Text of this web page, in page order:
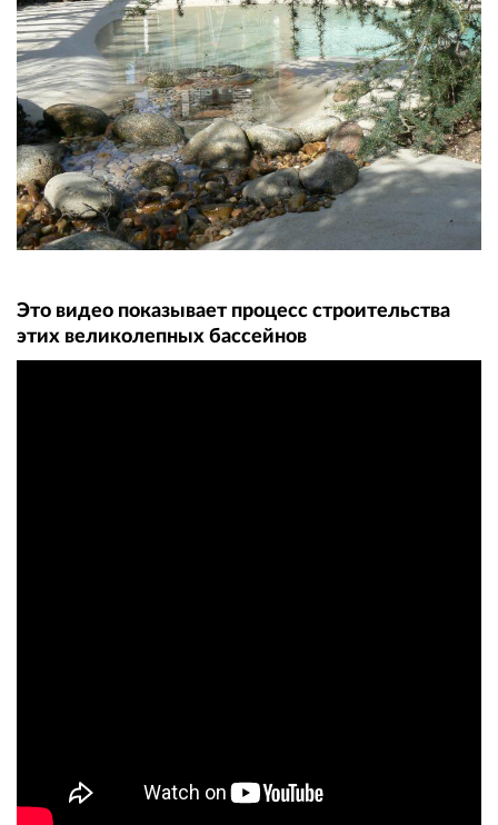
Это видео показывает процесс строительства
этих великолепных бассейнов